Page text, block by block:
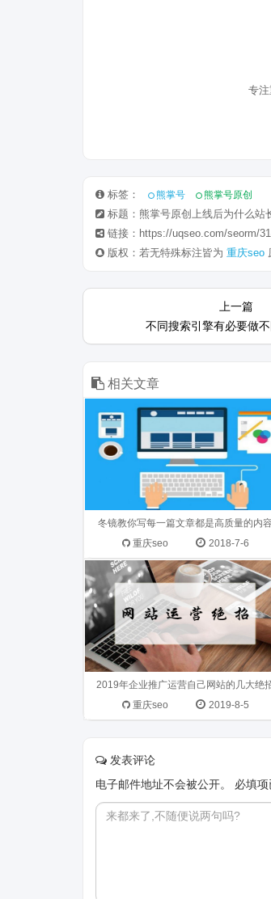
专
标签： 熊掌号 熊掌号原创
标题：熊掌号原创上线后为什么站
链接：https://uqseo.com/seorm/
版权：若无特殊标注皆为 重庆seo
上一篇
不同搜索引擎有必要做
相关文章
2018年如何写一遍高质量的原创文章
呢?冬镜教你高质量文章其实就是满
满的套路。 一、什么是垃圾内容 垃
是对用户没有任何作用、...
冬镜教你写每一篇文章都是高质量的内容
重庆seo
2018-7-6
近期，百度貌似在针对搜索引擎做新
的算法调整，一大批网站排名下降，
有降必有升嘛，所以冬镜在这里提醒
一下大家，算法调整只要自己的网站
没有做违规操作，可以在站长平台进
行反馈，有误伤也是...
2019年企业推广运营自己网站的几大绝
重庆seo
2019-8-5
发表评论
电子邮件地址不会被公开。
必填项